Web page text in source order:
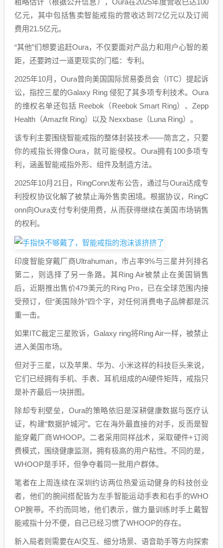
粗略估计（根据公开信息），Oura在2025年度营收已达100
亿元，其中包括售卖智能戒指的营收达到72亿元以及订阅
费用21.5亿元。
“其他”们想要追赶Oura，不仅要面对产品力和用户心智的差
距，还要跨过一道更现实的门槛：专利。
2025年10月，Oura曾向美国国际贸易委员会（ITC）提起诉
讼，指控三星的Galaxy Ring 侵犯了其多项专利技术。Oura
的维权名单还包括 Reebok（Reebok Smart Ring）、Zepp
Health（Amazfit Ring）以及 Nexxbase（Luna Ring）。
该专利主要围绕智能戒指的整体封装技术——简言之，只要
你的戒指长得像Oura，就可能侵权。Oura拥有100多项专
利，涵盖智能戒指外形、组件及制造方法。
2025年10月21日，RingConn发布公告，通过与Oura达成专
利授权协议化解了被禁止海外售卖困境。根据协议，RingC
onn向Oura支付专利使用费，从而获得继续在美国市场销售
的权利。
印度智能穿戴厂商Ultrahuman，市占率9%与三星并列排名
第二，则选择了另一条路。其Ring Air被禁止在美国销售
后，近期推出售价479美元的Ring Pro，已在全球范围内接
受预订，但“美国除外”四个字，对任何消费电子品牌都是沉
重一击。
如果ITC裁定三星败诉，Galaxy ring将Ring Air一样，被禁止
进入美国市场。
但对于三星，以及苹果、华为、小米这样的科技巨头来说，
它们已经拥有手机、手表、耳机组成的AI硬件矩阵，戒指只
是补齐最后一块拼图。
除却专利壁垒，Oura的策略依旧是深耕健康数据与医疗认
证，构建“数据护城河”。它在海外最直接的对手，反而是智
能穿戴厂商WHOOP。二者采用同样战术，采取硬件+订阅
费模式，围绕健康监测，拥有极高的用户粘性。不同的是，
WHOOP是手环，但争夺着同一批用户群体。
笔者在上周连续在深圳约访两位热爱运动健身的科技创业
者，他们的腕间搭配皆为左手智能运动手表和右手的WHO
OP腕带。不约而同地，他们表示，做力量训练时手上戴智
能戒指十分不便，自己已经习惯了WHOOP的存在。
新入局者则需要在AI交互、细分场景、语音助手等方向探索